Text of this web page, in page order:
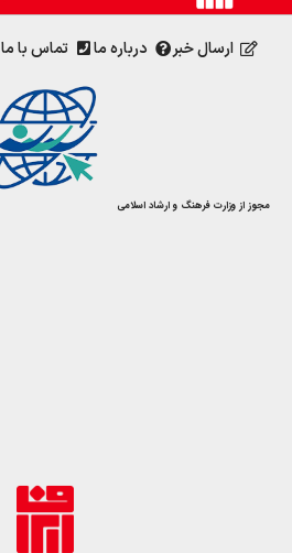
ارسال خبر درباره ما تماس با ما
مجوز از وزارت فرهنگ و ارشاد اسلامی